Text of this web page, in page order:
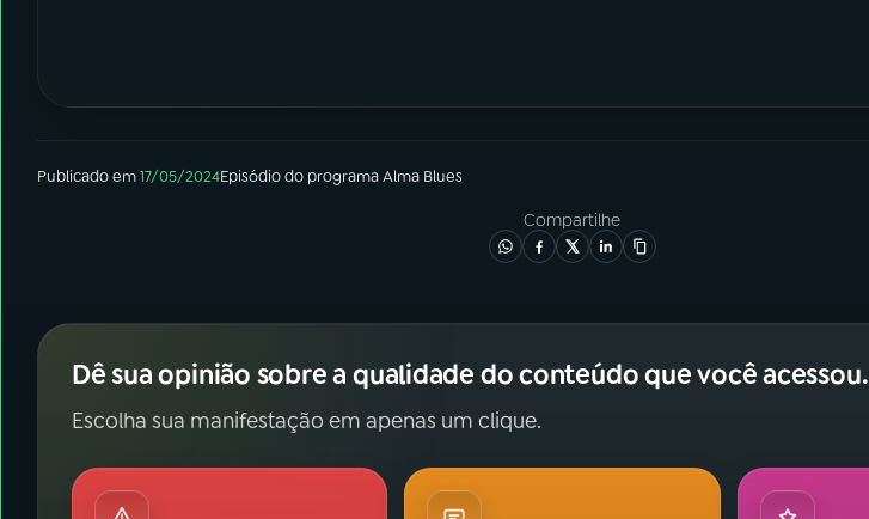
Publicado em17/05/2024Episódiodo programaAlma Blues
Compartilhe
Dê sua opinião sobre a qualidade do conteúdo que você acessou.
Escolha sua manifestação em apenas um clique.